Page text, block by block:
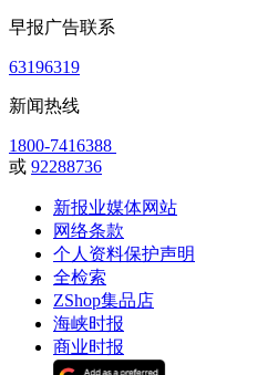
早报广告联系
63196319
新闻热线
1800-7416388
或 92288736
新报业媒体网站
网络条款
个人资料保护声明
全检索
ZShop集品店
海峡时报
商业时报